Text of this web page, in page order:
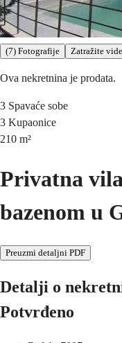
(7) Fotografije Zatražite
Ova nekretnina je prodata.
3 Spavaće sobe
3 Kupaonice
210 m²
Privatna
bazenom u
Preuzmi detaljni PDF
Detalji o
Potvrđeno